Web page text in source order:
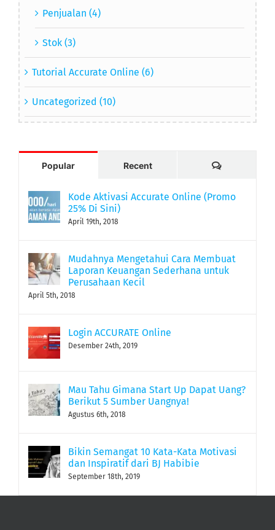
Penjualan (4)
Stok (3)
Tutorial Accurate Online (6)
Uncategorized (10)
Popular Recent Comments
Kode Aktivasi Accurate Online (Promo
25% Di Sini)
April 19th, 2018
Mudahnya Mengetahui Cara Membuat
Laporan Keuangan Sederhana untuk
Perusahaan Kecil
April 5th, 2018
Login ACCURATE Online
Desember 24th, 2019
Mau Tahu Gimana Start Up Dapat Uang?
Berikut 5 Sumber Uangnya!
Agustus 6th, 2018
Bikin Semangat 10 Kata-Kata Motivasi
dan Inspiratif dari BJ Habibie
September 18th, 2019